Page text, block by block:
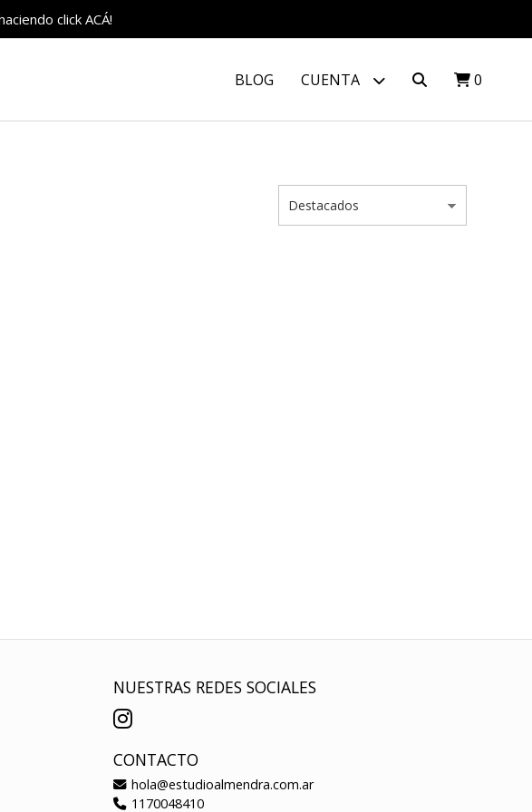
click ACÁ!
BLOG CUENTA 0
NUESTRAS REDES SOCIALES
CONTACTO
hola@estudioalmendra.com.ar
1170048410